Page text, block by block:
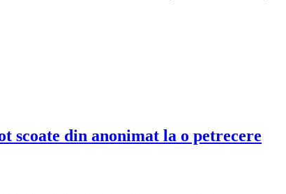
scoate din anonimat la o petrecere